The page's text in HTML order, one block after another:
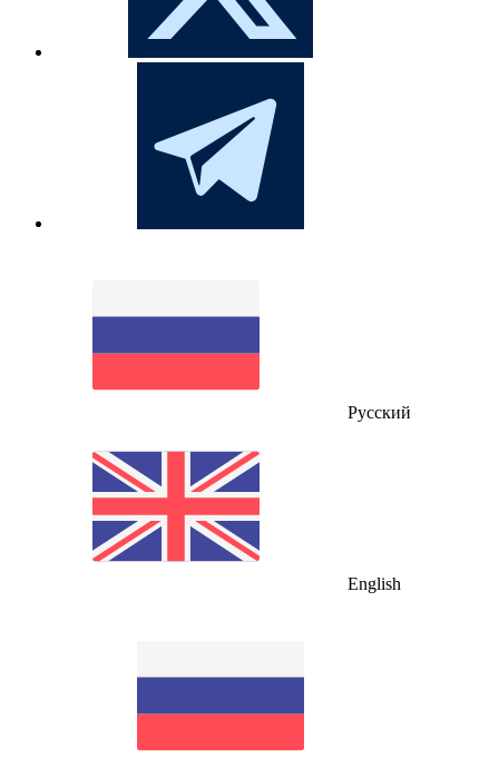
Русский
English